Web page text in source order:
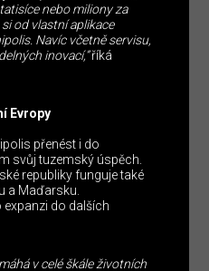
nebo miliony za
od vlastní aplikace
Navíc včetně servisu,
inovací,”říká
Evropy
přenést i do
svůj tuzemský úspěch.
republiky funguje také
a Maďarsku.
expanzi do dalších
v celé škále životních